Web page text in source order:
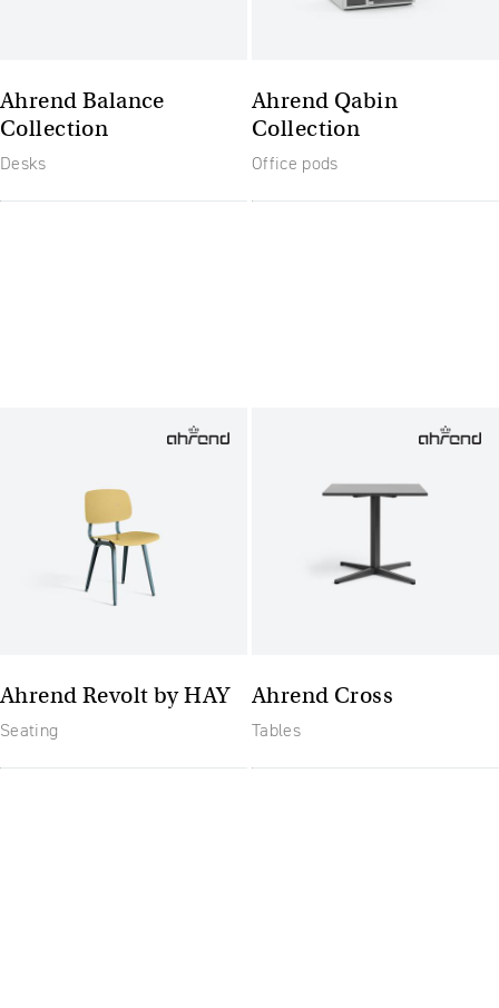
Ahrend Balance
Collection
Desks
Ahrend Qabin
Collection
Office pods
Ahrend Revolt by HAY
Seating
Ahrend Cross
Tables